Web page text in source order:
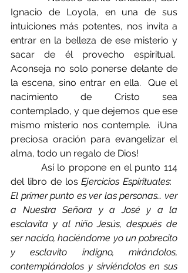
Ignacio de Loyola, en una de sus
intuiciones más potentes, nos invita a
entrar en la belleza de ese misterio y
sacar de él provecho espiritual.
Aconseja no solo ponerse delante de
la escena, sino entrar en ella.  Que el
nacimiento de Cristo sea
contemplado, y que dejemos que ese
mismo misterio nos contemple.  ¡Una
preciosa oración para evangelizar el
alma, todo un regalo de Dios!
Así lo propone en el punto 114
del libro de los Ejercicios Espirituales
El primer punto es ver las personas… ver
a Nuestra Señora y a José y a la
esclavita y al niño Jesús, después de
ser nacido, haciéndome yo un pobrecito
y esclavito indigno, mirándolos,
contemplándolos y sirviéndolos en sus